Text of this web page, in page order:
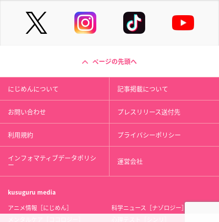
ページの先頭へ
にじめんについて 記事掲載について
お問い合わせ プレスリリース送付先
利用規約 プライバシーポリシー
インフォマティブデータポリシ
ー 運営会社
kusuguru media
アニメ情報［にじめん］
科学ニュース［ナゾロジー］